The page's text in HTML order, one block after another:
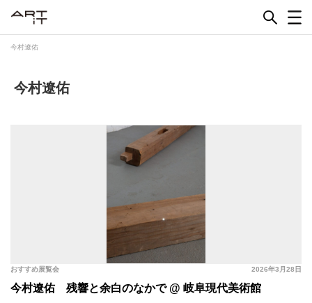
今村遼佑
今村遼佑
2026年3月28日
おすすめ展覧会
今村遼佑 残響と余白のなかで @ 岐阜現代美術館